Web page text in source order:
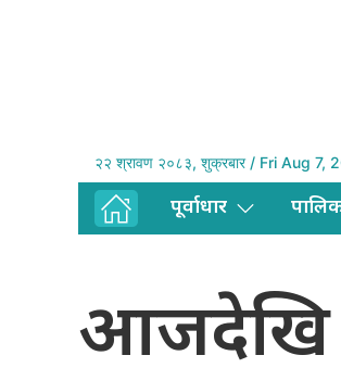
२२ श्रावण २०८३, शुक्रबार / Fri Aug 7,
पूर्वाधार
आजदेखि